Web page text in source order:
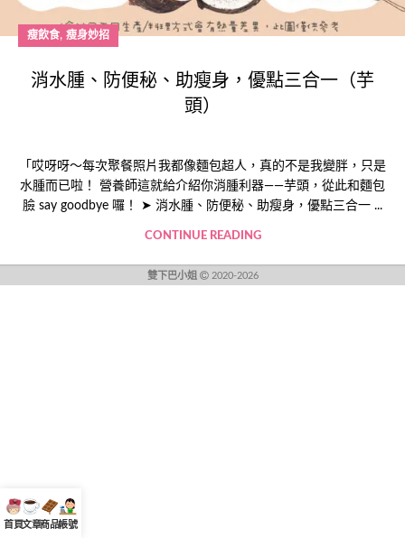
瘦飲食, 瘦身妙招
消水腫、防便秘、助瘦身，優點三合一（芋
頭）
「哎呀呀～每次聚餐照片我都像麵包超人，真的不是我變胖，只是
水腫而已啦！ 營養師這就給介紹你消腫利器——芋頭，從此和麵包
臉 say goodbye 囉！ ➤ 消水腫、防便秘、助瘦身，優點三合一 ...
CONTINUE READING
雙下巴小姐 2020-2026
首頁文章商品帳號